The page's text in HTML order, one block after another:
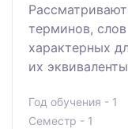
терминов,
характерных
их эквиваленты
Год обучения - 1
Семестр - 1